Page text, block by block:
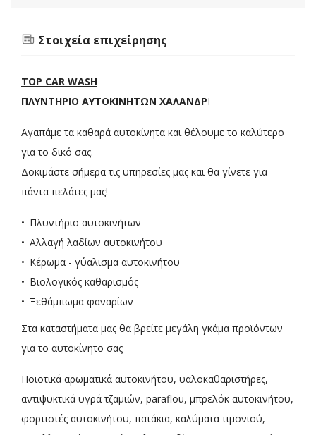
Στοιχεία επιχείρησης
TOP CAR WASH
ΠΛΥΝΤΗΡΙΟ ΑΥΤΟΚΙΝΗΤΩΝ ΧΑΛΑΝΔΡΙ
Αγαπάμε τα καθαρά αυτοκίνητα και θέλουμε το καλύτερο
για το δικό σας.
Δοκιμάστε σήμερα τις υπηρεσίες μας και θα γίνετε για
πάντα πελάτες μας!
Πλυντήριο αυτοκινήτων
Αλλαγή λαδίων αυτοκινήτου
Κέρωμα - γύαλισμα αυτοκινήτου
Βιολογικός καθαρισμός
Ξεθάμπωμα φαναρίων
Στα καταστήματα μας θα βρείτε μεγάλη γκάμα προϊόντων
για το αυτοκίνητο σας
Ποιοτικά αρωματικά αυτοκινήτου, υαλοκαθαριστήρες,
αντιψυκτικά υγρά τζαμιών, paraflou, μπρελόκ αυτοκινήτου,
φορτιστές αυτοκινήτου, πατάκια, καλύματα τιμονιού,